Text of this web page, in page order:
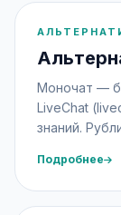
Моночат —
LiveChat
знаний.
Подробнее